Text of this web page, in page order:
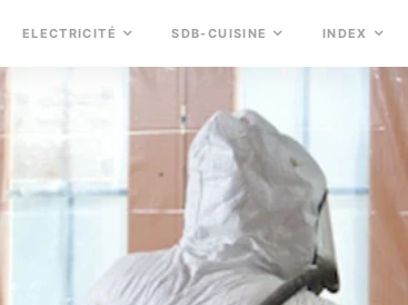
ELECTRICITÉ SDB-CUISINE INDEX